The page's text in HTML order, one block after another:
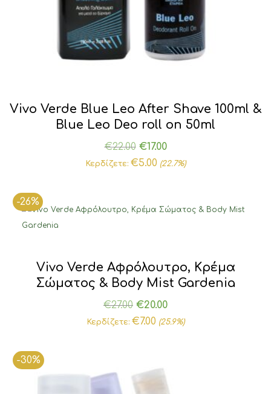
Vivo Verde Blue Leo After Shave 100ml &
Blue Leo Deo roll on 50ml
€22.00 Original
price
€17.00Η
τρέχουσα
€17.00.
Κερδίζετε: €5.00 (22.7%)
-26%
Vivo Verde Αφρόλουτρο, Κρέμα
Σώματος & Body Mist Gardenia
€27.00 Original
price
€20.00Η
τρέχουσα
Κερδίζετε: €7.00 (25.9%)
-30%